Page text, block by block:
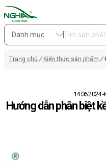
Danh mục
Trang chủ Kiến thức sản phẩm
14.06.2024
Hướng dẫn phân biệt